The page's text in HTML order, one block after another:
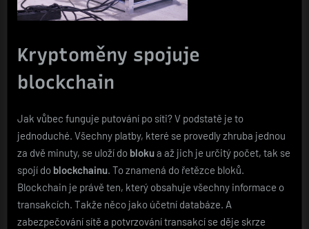
Kryptoměny spojuje
blockchain
Jak vůbec funguje putování po síti? V podstatě je to
jednoduché. Všechny platby, které se provedly zhruba jednou
za dvě minuty, se uloží do blokua až jich je určitý počet, tak se
spojí do blockchainu. To znamená do řetězce bloků.
Blockchain je právě ten, který obsahuje všechny informace o
transakcích. Takže něco jako účetní databáze. A
zabezpečování sítě a potvrzování transakcí se děje skrze